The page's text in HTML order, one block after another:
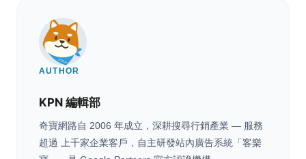
AUTHOR
KPN 編輯部
奇寶網路自 2006 年成立，深耕搜尋行銷產業 — 服務
超過 上千家企業客戶，自主研發站內廣告系統「客樂